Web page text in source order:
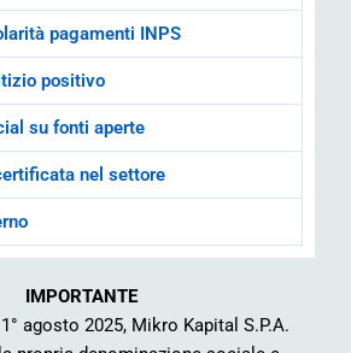
pagamenti INPS
positivo
su fonti aperte
nel settore
IMPORTANTE
agosto 2025, Mikro Kapital S.P.A.